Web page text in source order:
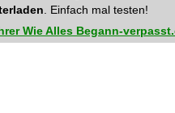
. Einfach mal testen!
Wie Alles Begann-